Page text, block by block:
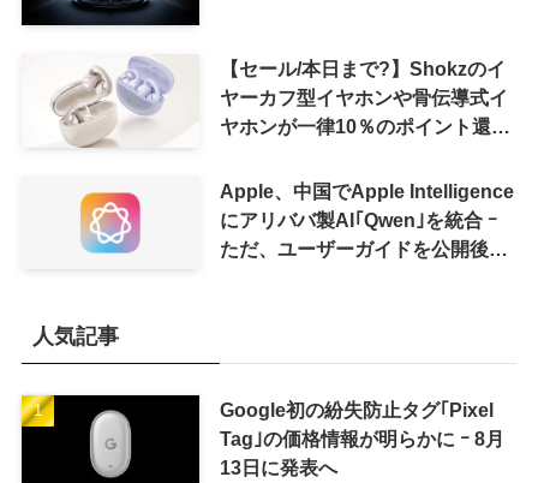
【セール/本日まで?】Shokzのイ
ヤーカフ型イヤホンや骨伝導式イ
ヤホンが一律10％のポイント還元
Apple、中国でApple Intelligence
にアリババ製AI｢Qwen｣を統合 ｰ
ただ、ユーザーガイドを公開後に
人気記事
Google初の紛失防止タグ｢Pixel
Tag｣の価格情報が明らかに ｰ 8月
13日に発表へ